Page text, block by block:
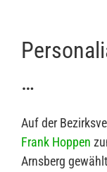
…
Auf der
Frank Hoppen
Arnsberg